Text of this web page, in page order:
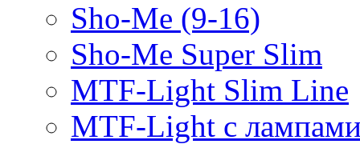
Sho-Me (9-16)
Sho-Me Super Slim
MTF-Light Slim Line
MTF-Light с